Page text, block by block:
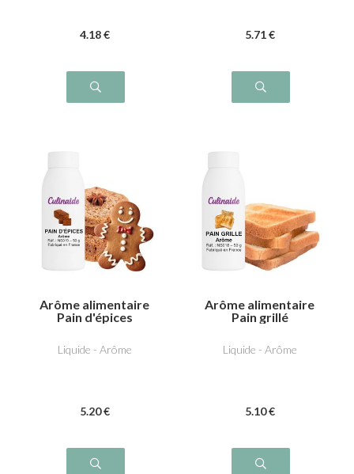
4.18 € 5.71 €
Arôme alimentaire
Pain d'épices
Liquide - Arôme
5.20 €
Arôme alimentaire
Pain grillé
Liquide - Arôme
5.10 €